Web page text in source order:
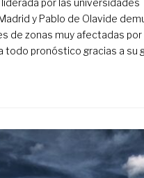
por las universidades
y Pablo de Olavide
de zonas muy afectadas por
todo pronóstico gracias a su